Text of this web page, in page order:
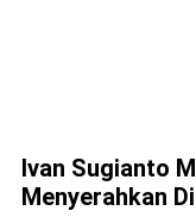
Ivan Sugianto
Menyerahkan